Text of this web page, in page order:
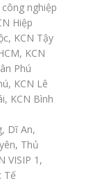
nghiệp
Hiệp
KCN Tậy
KCN
Phú
KCN Lê
KCN Bình
Dĩ An,
Thủ
VISIP 1,
Tế